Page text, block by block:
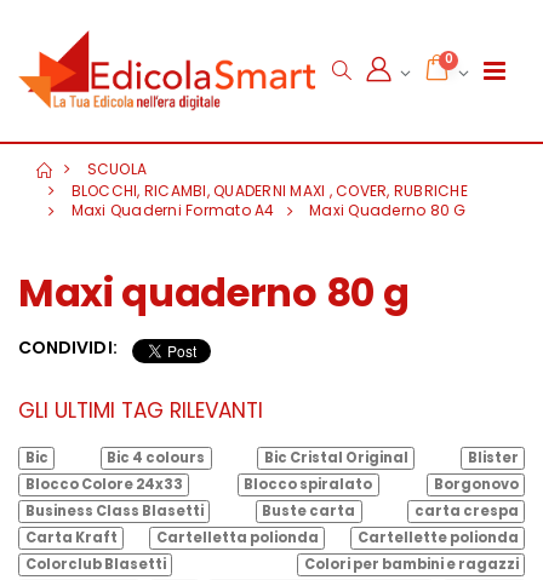
0
SCUOLA
BLOCCHI, RICAMBI, QUADERNI MAXI , COVER, RUBRICHE
Maxi Quaderni Formato A4
Maxi Quaderno 80 G
Maxi quaderno 80 g
CONDIVIDI:
GLI ULTIMI TAG RILEVANTI
Bic Bic 4 colours Bic Cristal Original
Blister
Blocco Colore 24x33
Blocco spiralato
Borgonovo
Business Class Blasetti
Buste carta
carta crespa
Carta Kraft
Cartelletta polionda
Cartellette polionda
Colorclub Blasetti
Colori per bambini e ragazzi